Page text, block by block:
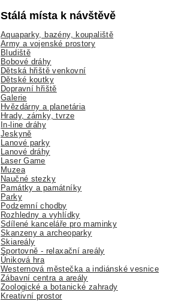
Stálá místa k návštěvě
Aquaparky, bazény, koupaliště
Army a vojenské prostory
Bludiště
Bobové dráhy
Dětská hřiště venkovní
Dětské koutky
Dopravní hřiště
Galerie
Hvězdárny a planetária
Hrady, zámky, tvrze
In-line dráhy
Jeskyně
Lanové parky
Lanové dráhy
Laser Game
Muzea
Naučné stezky
Památky a památníky
Parky
Podzemní chodby
Rozhledny a vyhlídky
Sdílené kanceláře pro maminky
Skanzeny a archeoparky
Skiareály
Sportovně - relaxační areály
Úniková hra
Westernová městečka a indiánské vesnice
Zábavní centra a areály
Zoologické a botanické zahrady
Kreativní prostor